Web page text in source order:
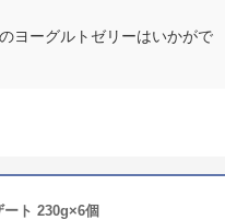
ヨーグルトゼリーはいかがで
ト 230g×6個